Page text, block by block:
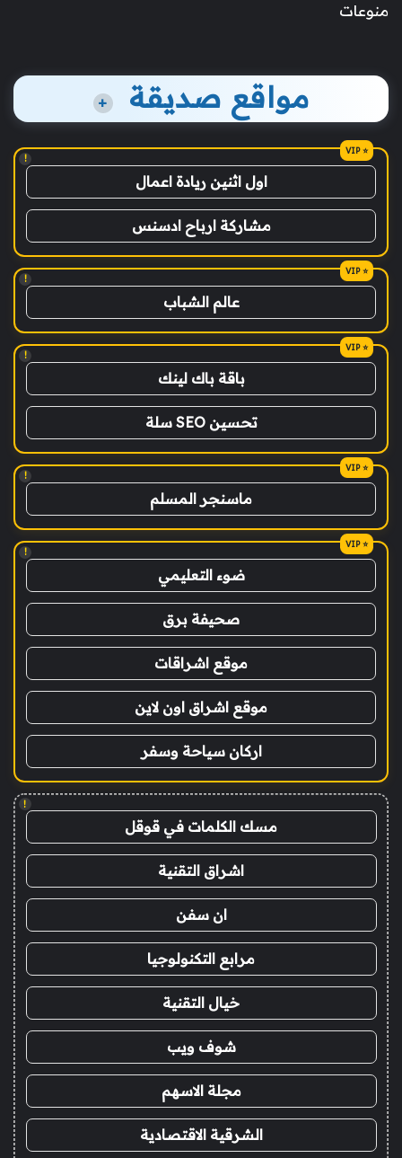
منوعات
مواقع صديقة +
!
اول اثنين ريادة اعمال
مشاركة ارباح ادسنس
!
عالم الشباب
!
باقة باك لينك
تحسين SEO سلة
!
ماسنجر المسلم
!
ضوء التعليمي
صحيفة برق
موقع اشراقات
موقع اشراق اون لاين
اركان سياحة وسفر
!
مسك الكلمات في قوقل
اشراق التقنية
ان سفن
مرابع التكنولوجيا
خيال التقنية
شوف ويب
مجلة الاسهم
الشرقية الاقتصادية